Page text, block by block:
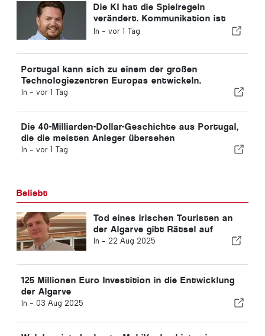
Die KI hat die Spielregeln
verändert. Kommunikation ist
nun der Wettbewerbsvorteil.
In - vor 1 Tag
Portugal kann sich zu einem der großen
Technologiezentren Europas entwickeln.
In - vor 1 Tag
Die 40-Milliarden-Dollar-Geschichte aus Portugal,
die die meisten Anleger übersehen
In - vor 1 Tag
Beliebt
Tod eines irischen Touristen an
der Algarve gibt Rätsel auf
In - 22 Aug 2025
125 Millionen Euro Investition in die Entwicklung
der Algarve
In - 03 Aug 2025